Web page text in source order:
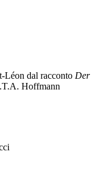
Léon dal racconto Der
Hoffmann